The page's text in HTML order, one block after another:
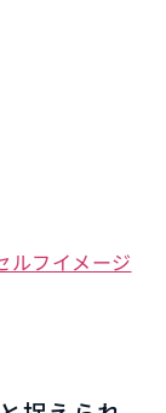
ルフイメージ